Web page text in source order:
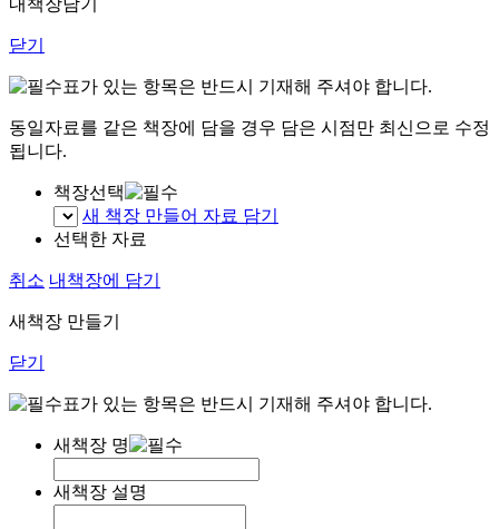
내책장담기
닫기
표가 있는 항목은 반드시 기재해 주셔야 합니다.
동일자료를 같은 책장에 담을 경우 담은 시점만 최신으로 수정
됩니다.
책장선택
새 책장 만들어 자료 담기
선택한 자료
취소 내책장에 담기
새책장 만들기
닫기
표가 있는 항목은 반드시 기재해 주셔야 합니다.
새책장 명
새책장 설명